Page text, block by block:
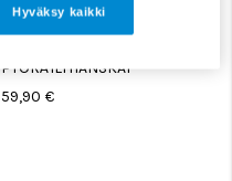
SHIMANO INFINIUM™
PYÖRÄILYHANSKAT
59,90 €
Hyväksy kaikki